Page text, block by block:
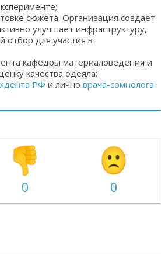
сюжета. Организация создает
улучшает инфраструктуру,
отбор для участия в
кафедры материаловедения и
качества одеяла;
РФ и лично врача-сомнолога
0 0